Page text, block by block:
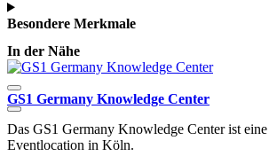
Besondere Merkmale
In der Nähe
GS1 Germany Knowledge Center
Das GS1 Germany Knowledge Center ist
Eventlocation in Köln.